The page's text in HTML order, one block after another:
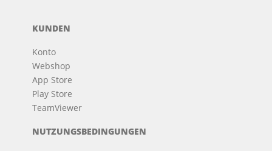
KUNDEN
Konto
Webshop
App Store
Play Store
TeamViewer
NUTZUNGSBEDINGUNGEN